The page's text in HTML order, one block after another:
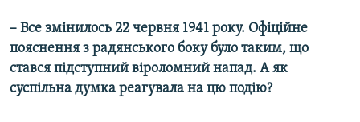
– Все змінилось 22 червня 1941 року. Офіційне
пояснення з радянського боку було таким, що
стався підступний віроломний напад. А як
суспільна думка реагувала на цю подію?